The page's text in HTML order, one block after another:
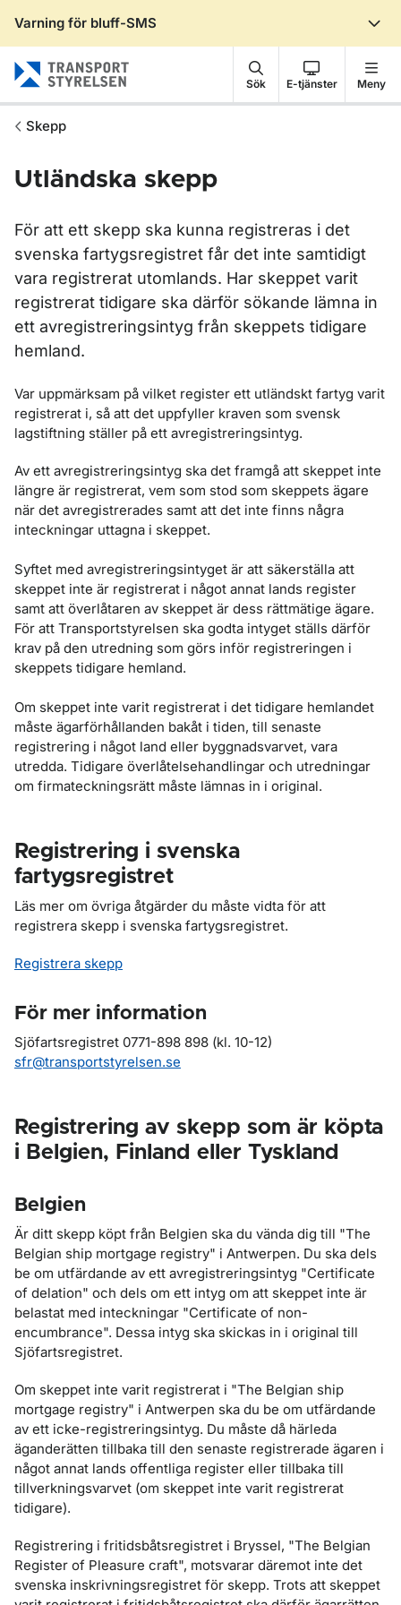
Varning för bluff-SMS
Sök E-tjänster Meny
Skepp
Utländska skepp
För att ett skepp ska kunna registreras i det
svenska fartygsregistret får det inte samtidigt
vara registrerat utomlands. Har skeppet varit
registrerat tidigare ska därför sökande lämna in
ett avregistreringsintyg från skeppets tidigare
hemland.
Var uppmärksam på vilket register ett utländskt fartyg varit
registrerat i, så att det uppfyller kraven som svensk
lagstiftning ställer på ett avregistreringsintyg.
Av ett avregistreringsintyg ska det framgå att skeppet inte
längre är registrerat, vem som stod som skeppets ägare
när det avregistrerades samt att det inte finns några
inteckningar uttagna i skeppet.
Syftet med avregistreringsintyget är att säkerställa att
skeppet inte är registrerat i något annat lands register
samt att överlåtaren av skeppet är dess rättmätige ägare.
För att Transportstyrelsen ska godta intyget ställs därför
krav på den utredning som görs inför registreringen i
skeppets tidigare hemland.
Om skeppet inte varit registrerat i det tidigare hemlandet
måste ägarförhållanden bakåt i tiden, till senaste
registrering i något land eller byggnadsvarvet, vara
utredda. Tidigare överlåtelsehandlingar och utredningar
om firmateckningsrätt måste lämnas in i original.
Registrering i svenska
fartygsregistret
Läs mer om övriga åtgärder du måste vidta för att
registrera skepp i svenska fartygsregistret.
Registrera skepp
För mer information
Sjöfartsregistret 0771-898 898 (kl. 10-12)
sfr@transportstyrelsen.se
Registrering av skepp som är köpta
i Belgien, Finland eller Tyskland
Belgien
Är ditt skepp köpt från Belgien ska du vända dig till "The
Belgian ship mortgage registry" i Antwerpen. Du ska dels
be om utfärdande av ett avregistreringsintyg "Certificate
of delation" och dels om ett intyg om att skeppet inte är
belastat med inteckningar "Certificate of non-
encumbrance". Dessa intyg ska skickas in i original till
Sjöfartsregistret.
Om skeppet inte varit registrerat i "The Belgian ship
mortgage registry" i Antwerpen ska du be om utfärdande
av ett icke-registreringsintyg. Du måste då härleda
äganderätten tillbaka till den senaste registrerade ägaren i
något annat lands offentliga register eller tillbaka till
tillverkningsvarvet (om skeppet inte varit registrerat
tidigare).
Registrering i fritidsbåtsregistret i Bryssel, "The Belgian
Register of Pleasure craft", motsvarar däremot inte det
svenska inskrivningsregistret för skepp. Trots att skeppet